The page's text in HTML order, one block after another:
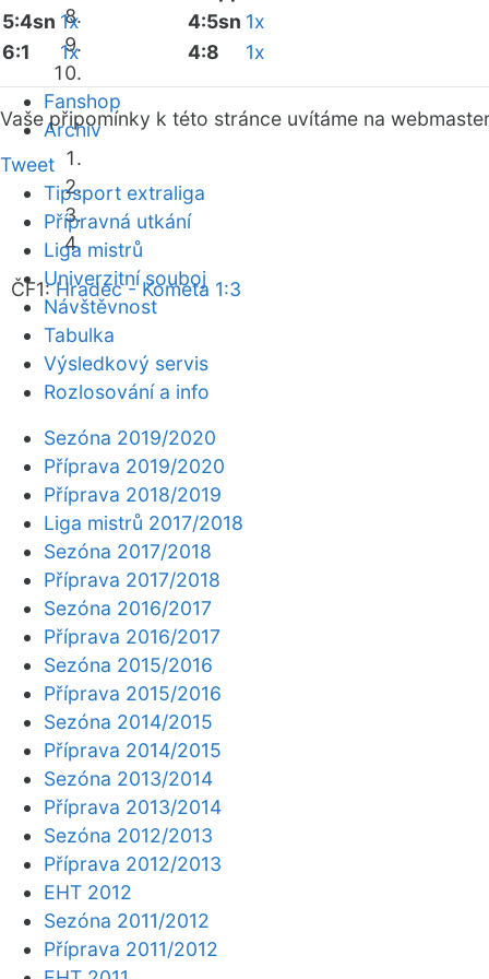
Fanshop
Archiv
ČF1:Hradec - Kometa 1:3
5:4sn 1x
6:1
1x
4:5sn 1x
4:8
1x
Vaše připomínky k této stránce uvítáme na webmaster
Tweet
Tipsport extraliga
Přípravná utkání
Liga mistrů
Univerzitní souboj
Návštěvnost
Tabulka
Výsledkový servis
Rozlosování a info
Sezóna 2019/2020
Příprava 2019/2020
Příprava 2018/2019
Liga mistrů 2017/2018
Sezóna 2017/2018
Příprava 2017/2018
Sezóna 2016/2017
Příprava 2016/2017
Sezóna 2015/2016
Příprava 2015/2016
Sezóna 2014/2015
Příprava 2014/2015
Sezóna 2013/2014
Příprava 2013/2014
Sezóna 2012/2013
Příprava 2012/2013
EHT 2012
Sezóna 2011/2012
Příprava 2011/2012